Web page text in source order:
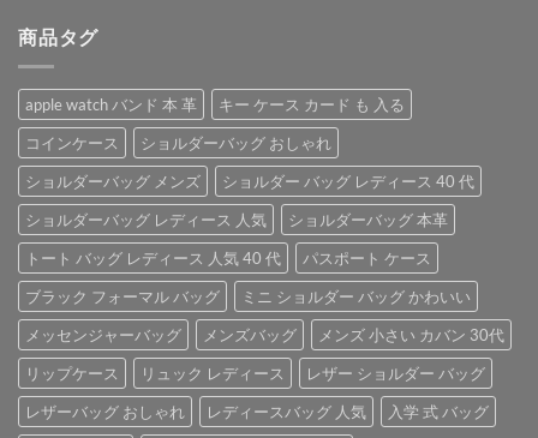
で
し
た。
¥3,800
で
す。
商品タグ
apple watch バンド 本 革
キー ケース カード も 入る
コインケース
ショルダーバッグ おしゃれ
ショルダーバッグ メンズ
ショルダー バッグ レディース 40 代
ショルダーバッグ レディース 人気
ショルダーバッグ 本革
トート バッグ レディース 人気 40 代
パスポート ケース
ブラック フォーマル バッグ
ミニ ショルダー バッグ かわいい
メッセンジャーバッグ
メンズバッグ
メンズ 小さい カバン 30代
リップケース
リュック レディース
レザー ショルダー バッグ
レザーバッグ おしゃれ
レディースバッグ 人気
入学 式 バッグ